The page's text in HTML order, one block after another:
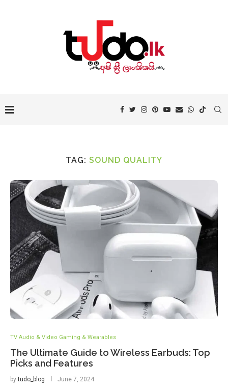
TAG: SOUND QUALITY
TV Audio & Video Gaming & Wearables
The Ultimate Guide to Wireless Earbuds: Top
Picks and Features
bytudo_blog June 7, 2024